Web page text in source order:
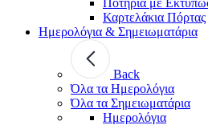
Καρτελάκια Πόρτας
Ημερολόγια & Σημειωματάρια
Back
Όλα τα Ημερολόγια
Όλα τα Σημειωματάρια
Ημερολόγια